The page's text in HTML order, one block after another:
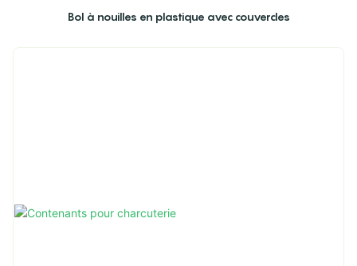
Bol à nouilles en plastique avec couvercles